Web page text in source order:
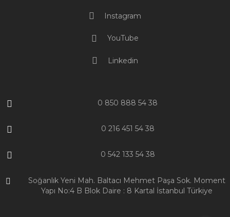
Instagram
YouTube
Linkedin
0 850 888 54 38
0 216 451 54 38
0 542 133 54 38
Soğanlık Yeni Mah. Baltacı Mehmet Paşa Sok. Moment
Yapı No:4 B Blok Daire : 8 Kartal İstanbul Türkiye